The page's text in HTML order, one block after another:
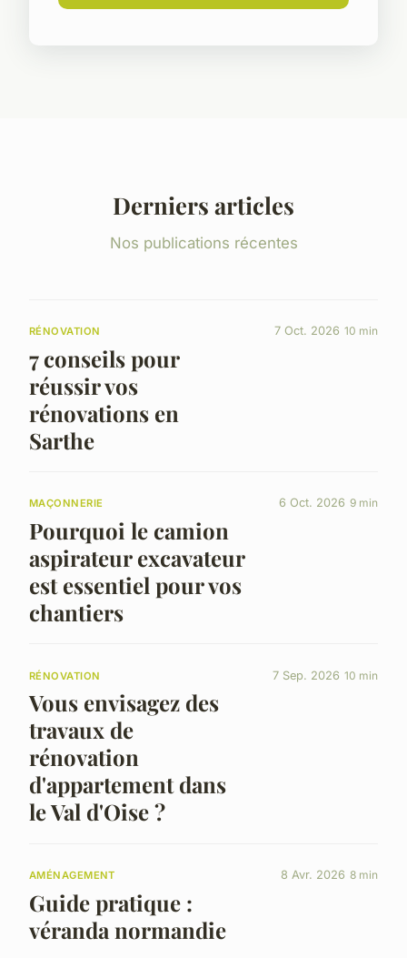
Derniers articles
Nos publications récentes
RÉNOVATION
7 conseils pour
réussir vos
rénovations en
Sarthe
7 Oct. 2026 10 min
MAÇONNERIE
Pourquoi le camion
aspirateur excavateur
est essentiel pour vos
chantiers
6 Oct. 2026 9 min
RÉNOVATION
Vous envisagez des
travaux de
rénovation
d'appartement dans
le Val d'Oise ?
7 Sep. 2026 10 min
AMÉNAGEMENT
Guide pratique :
véranda normandie
8 Avr. 2026 8 min